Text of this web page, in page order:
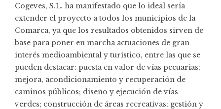
Cogeves, S.L. ha manifestado que lo ideal sería
extender el proyecto a todos los municipios de la
Comarca, ya que los resultados obtenidos sirven de
base para poner en marcha actuaciones de gran
interés medioambiental y turístico, entre las que se
pueden destacar: puesta en valor de vías pecuarias;
mejora, acondicionamiento y recuperación de
caminos públicos; diseño y ejecución de vías
verdes; construcción de áreas recreativas; gestión y